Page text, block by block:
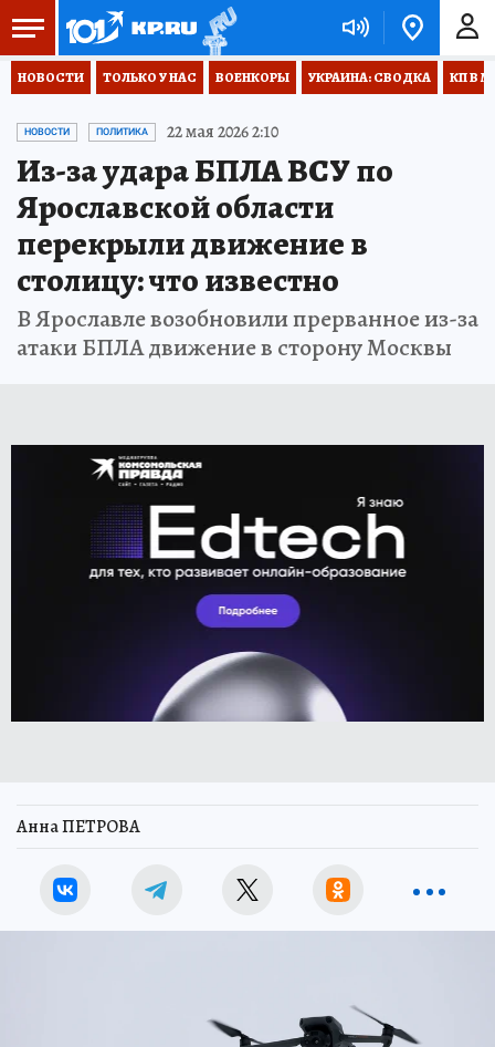
НОВОСТИ ТОЛЬКО У НАС ВОЕНКОРЫ УКРАИНА: СВОДКА КП В
НОВОСТИ ПОЛИТИКА 22 мая 2026 2:10
Из-за удара БПЛА ВСУ по
Ярославской области
перекрыли движение в
столицу: что известно
В Ярославле возобновили прерванное из-за
атаки БПЛА движение в сторону Москвы
Анна ПЕТРОВА